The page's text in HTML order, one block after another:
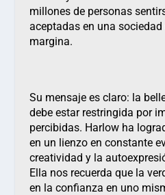
millones de personas
aceptadas en una
margina.
Su mensaje es claro: la
debe estar restringida por
percibidas. Harlow ha
en un lienzo en constante
creatividad y la
Ella nos recuerda que la
en la confianza en uno